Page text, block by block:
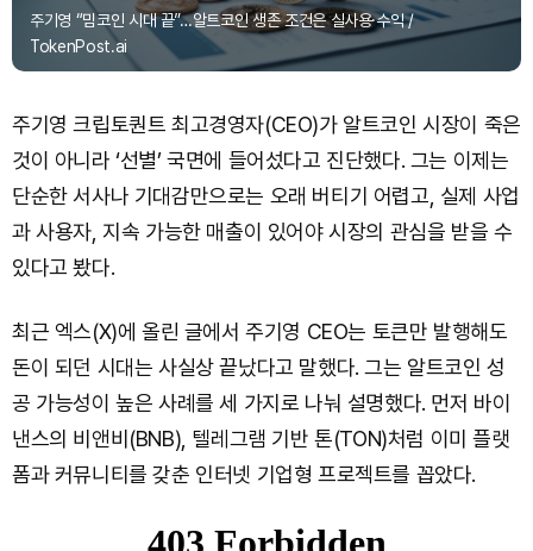
주기영 “밈코인 시대 끝”…알트코인 생존 조건은 실사용·수익 /
TokenPost.ai
주기영 크립토퀀트 최고경영자(CEO)가 알트코인 시장이 죽은
것이 아니라 ‘선별’ 국면에 들어섰다고 진단했다. 그는 이제는
단순한 서사나 기대감만으로는 오래 버티기 어렵고, 실제 사업
과 사용자, 지속 가능한 매출이 있어야 시장의 관심을 받을 수
있다고 봤다.
최근 엑스(X)에 올린 글에서 주기영 CEO는 토큰만 발행해도
돈이 되던 시대는 사실상 끝났다고 말했다. 그는 알트코인 성
공 가능성이 높은 사례를 세 가지로 나눠 설명했다. 먼저 바이
낸스의 비앤비(BNB), 텔레그램 기반 톤(TON)처럼 이미 플랫
폼과 커뮤니티를 갖춘 인터넷 기업형 프로젝트를 꼽았다.